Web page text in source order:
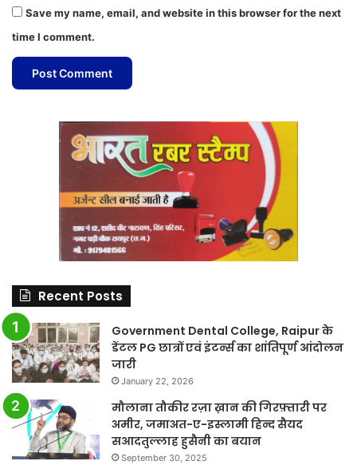
Save my name, email, and website in this browser for the next
time I comment.
Recent Posts
Government Dental College, Raipur के
डेंटल PG छात्रों एवं इंटर्न्स का शांतिपूर्ण आंदोलन
जारी
January 22, 2026
मौलाना तौकीर रज़ा ख़ान की गिरफ़्तारी पर
अमीर, जमाअत-ए-इस्लामी हिन्द सैयद
सआदतुल्लाह हुसैनी का बयान
September 30, 2025